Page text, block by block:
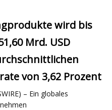
wird bis
Mrd. USD
von 3,62 Prozent
– Ein globales